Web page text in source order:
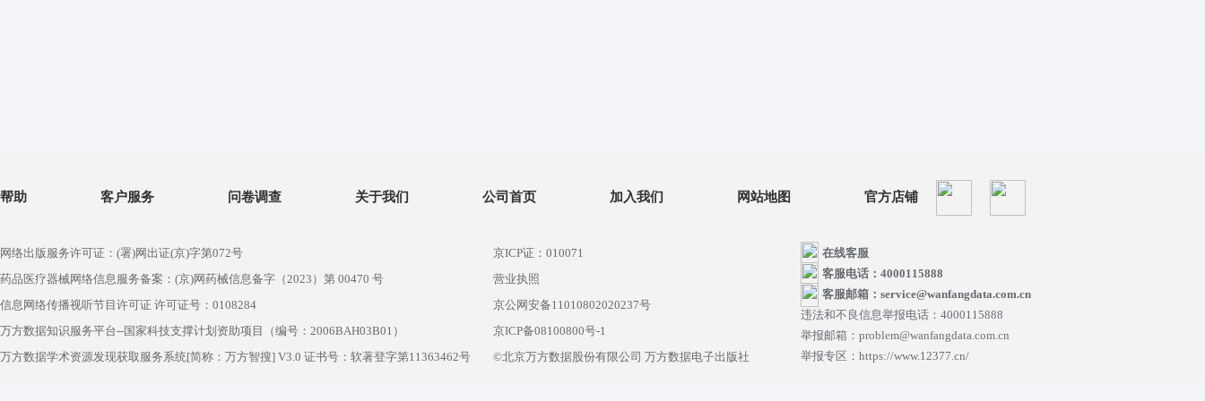
帮助 客户服务 问卷调查 关于我们 公司首页 加入我们 网站地图 官方店铺
网络出版服务许可证：(署)网出证(京)字第072号
药品医疗器械网络信息服务备案：(京)网药械信息备字（2023）第 00470 号
信息网络传播视听节目许可证 许可证号：0108284
万方数据知识服务平台--国家科技支撑计划资助项目（编号：2006BAH03B01）
万方数据学术资源发现获取服务系统[简称：万方智搜] V3.0 证书号：软著登字第11363462号
京ICP证：010071
营业执照
京公网安备11010802020237号
京ICP备08100800号-1
©北京万方数据股份有限公司 万方数据电子出版社
在线客服
客服电话：4000115888
客服邮箱：service@wanfangdata.com.cn
违法和不良信息举报电话：4000115888
举报邮箱：problem@wanfangdata.com.cn
举报专区：https://www.12377.cn/